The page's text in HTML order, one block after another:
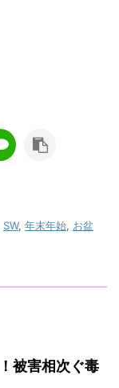
SW, 年末年始, お盆
被害相次ぐ毒